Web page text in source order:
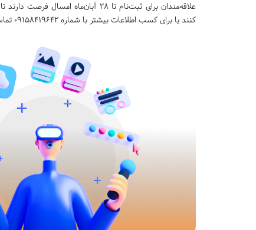
علاقه‌مندان برای ثبت‌نام تا ۲۸ آبان‌ماه امسال فرصت دارند تا به لینک
کنند یا برای کسب اطلاعات بیشتر با شماره ۰۹۱۵۸۴۱۹۶۴۲ تماس بگیرند.